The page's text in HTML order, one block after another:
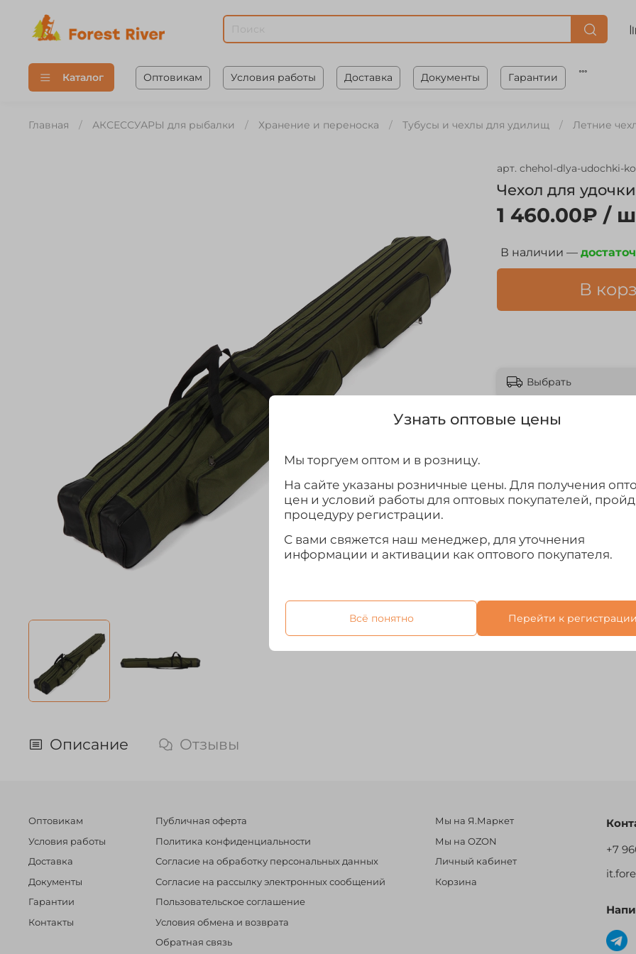
Каталог Оптовикам Условия работы Доставка Документы Гарантии
Главная АКСЕССУАРЫ для рыбалки Хранение и переноска Тубусы и чехлы для удилищ Летние
арт. chehol-dlya-udochki-
Чехол для
1 460.00₽ /
В наличии —
В
Выбрать
Описание Отзывы
Оптовикам
Условия работы
Доставка
Документы
Гарантии
Контакты
Публичная оферта
Политика конфиденциальности
Согласие на обработку персональных данных
Согласие на рассылку электронных сообщений
Пользовательское соглашение
Условия обмена и возврата
Обратная связь
Мы на Я.Маркет
Мы на OZON
Личный кабинет
Корзина
+7
Узнать оптовые цены
Мы торгуем оптом и в розницу.
На сайте указаны розничные цены. Для получения
цен и условий работы для оптовых покупателей,
процедуру регистрации.
С вами свяжется наш менеджер, для уточнения
информации и активации как оптового покупателя.
Всё понятно Перейти к регистрации